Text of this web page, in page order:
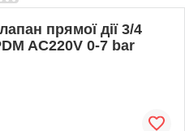
прямої дії 3/4
AC220V 0-7 bar